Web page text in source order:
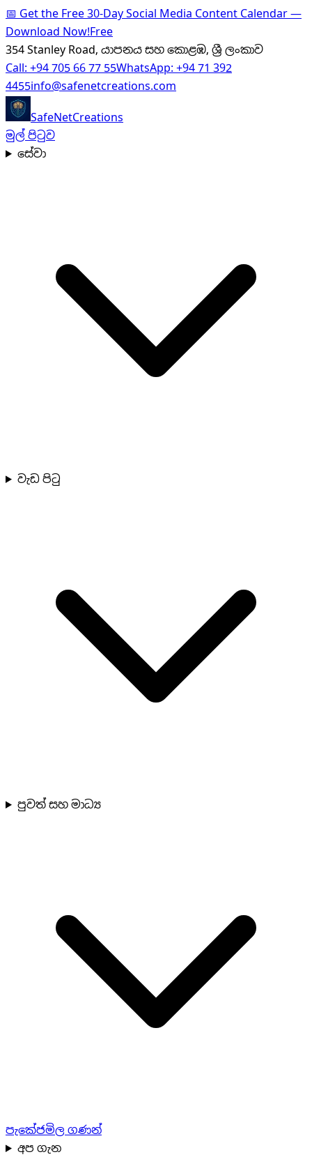
📅Get the Free 30-Day Social Media Content Calendar —
Download Now!Free
354 Stanley Road, යාපනය සහ කොළඹ, ශ්‍රී ලංකාව
Call:+94 705 66 77 55WhatsApp:+94 71 392
4455info@safenetcreations.com
SafeNetCreations
මුල් පිටුව
සේවා
වැඩ පිටු
පුවත් සහ මාධ්‍ය
පැකේජමිල ගණන්
අප ගැන